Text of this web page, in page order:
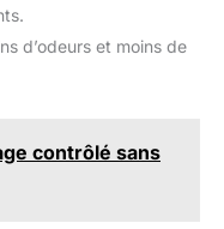
d’odeurs et moins de
contrôlé sans